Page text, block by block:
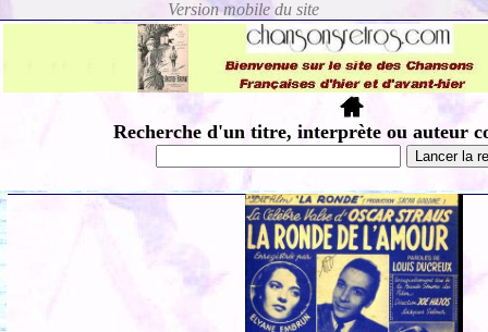
Recherche d'un titre, interprète ou auteur